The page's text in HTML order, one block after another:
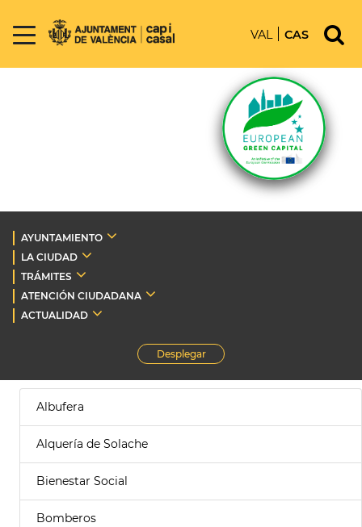
VAL CAS
AYUNTAMIENTO
LA CIUDAD
TRÁMITES
ATENCIÓN CIUDADANA
ACTUALIDAD
Desplegar
Albufera
Alquería de Solache
Bienestar Social
Bomberos